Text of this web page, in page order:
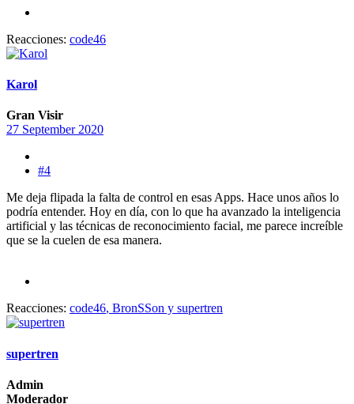
Reacciones: code46
Karol
Gran Visir
27 September 2020
#4
Me deja flipada la falta de control en esas Apps. Hace unos años lo
podría entender. Hoy en día, con lo que ha avanzado la inteligencia
artificial y las técnicas de reconocimiento facial, me parece increíble
que se la cuelen de esa manera.
Reacciones: code46, BronSSon y supertren
supertren
Admin
Moderador